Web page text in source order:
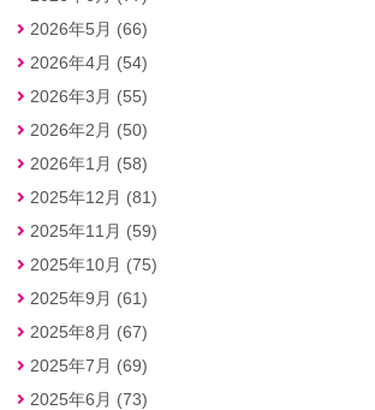
2026年5月 (66)
2026年4月 (54)
2026年3月 (55)
2026年2月 (50)
2026年1月 (58)
2025年12月 (81)
2025年11月 (59)
2025年10月 (75)
2025年9月 (61)
2025年8月 (67)
2025年7月 (69)
2025年6月 (73)